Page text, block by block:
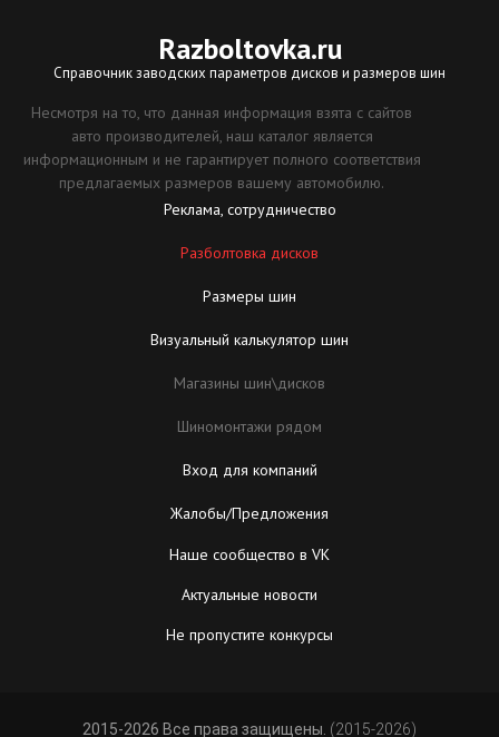
Razboltovka.ru
Справочник заводских параметров дисков и размеров шин
Несмотря на то, что данная информация взята с сайтов
авто производителей, наш каталог является
информационным и не гарантирует полного соответствия
предлагаемых размеров вашему автомобилю.
Реклама, сотрудничество
Разболтовка дисков
Размеры шин
Визуальный калькулятор шин
Магазины шин\дисков
Шиномонтажи рядом
Вход для компаний
Жалобы/Предложения
Наше сообщество в VK
Актуальные новости
Не пропустите конкурсы
2015-2026 Все права защищены. (2015-2026)